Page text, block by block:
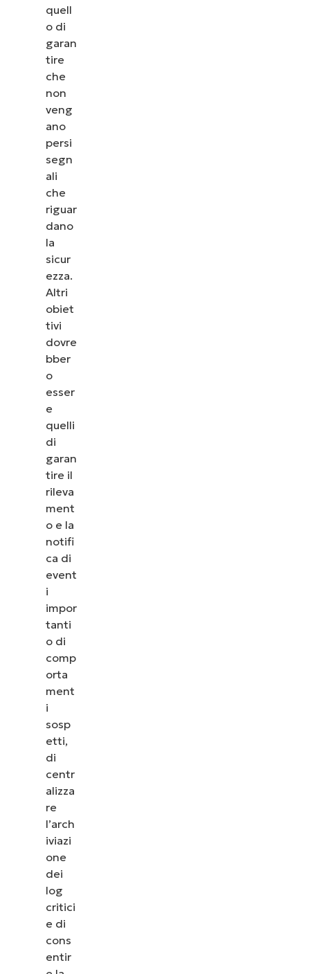
quell
o di
garan
tire
che
non
veng
ano
persi
segn
ali
che
riguar
dano
la
sicur
ezza.
Altri
obiet
tivi
dovre
bber
o
esser
e
quelli
di
garan
tire il
rileva
ment
o e la
notifi
ca di
event
i
impor
tanti
o di
comp
orta
ment
i
sosp
etti,
di
centr
alizza
re
l’arch
iviazi
one
dei
log
critici
e di
cons
entir
Guarda NinjaOne in
Dai un’occhiata alle nostre demo on-demand per